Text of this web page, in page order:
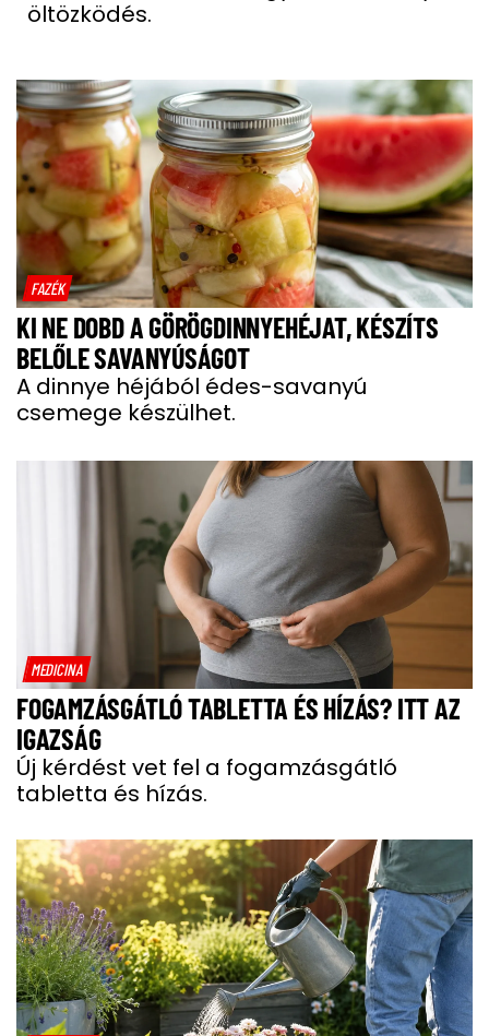
öltözködés.
FAZÉK
KI NE DOBD A GÖRÖGDINNYEHÉJAT, KÉSZÍTS
BELŐLE SAVANYÚSÁGOT
A dinnye héjából édes-savanyú
csemege készülhet.
MEDICINA
FOGAMZÁSGÁTLÓ TABLETTA ÉS HÍZÁS? ITT AZ
IGAZSÁG
Új kérdést vet fel a fogamzásgátló
tabletta és hízás.